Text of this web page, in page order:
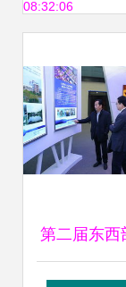
08:32:06
第二届东西